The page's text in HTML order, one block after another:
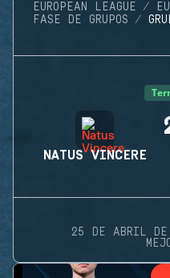
EUROPEAN LEAGUE
FASE DE GRUPOS
NATUS VINCERE
25 DE ABRIL